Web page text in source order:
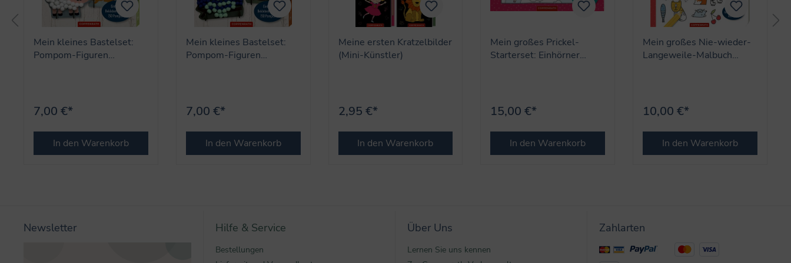
Mein kleines Bastelset:
Pompom-Figuren
7,00 €*
In den Warenkorb
Mein kleines Bastelset:
Pompom-Figuren
7,00 €*
In den Warenkorb
Meine ersten Kratzelbilder
(Mini-Künstler)
2,95 €*
In den Warenkorb
Mein großes Prickel-
Starterset: Einhörner
15,00 €*
In den Warenkorb
Mein großes Nie-wieder-
Langeweile-Malbuch
10,00 €*
In den Warenkorb
Newsletter Hilfe & Service
Bestellungen
Über Uns
Lernen Sie uns kennen
Zahlarten